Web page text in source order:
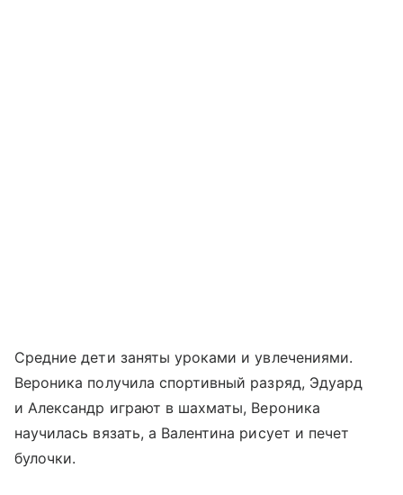
Средние дети заняты уроками и увлечениями.
Вероника получила спортивный разряд, Эдуард
и Александр играют в шахматы, Вероника
научилась вязать, а Валентина рисует и печет
булочки.